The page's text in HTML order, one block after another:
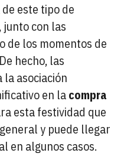
este tipo de
junto con las
de los momentos de
hecho, las
asociación
en lacompra
esta festividad que
y puede llegar
en algunos casos.